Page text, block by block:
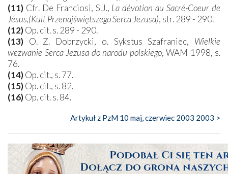
(11) Cfr. De Franciosi, S.J., La dévotion au Sacré-Coeur de
Jésus,(Kult Przenajświętszego Serca Jezusa), str. 289 - 290.
(12)Op. cit. s. 289 - 290.
(13) O. Z. Dobrzycki, o. Sykstus Szafraniec, Wielkie
wezwanie Serca Jezusa do narodu polskiego, WAM 1998, s.
76.
(14)Op. cit., s. 77.
(15)Op. cit., s. 82.
(16)Op. cit. s. 84.
Artykuł z PzM 10 maj, czerwiec 2003 2003 >